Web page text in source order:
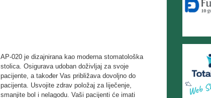
AP-020 je dizajnirana kao moderna stomatološka
stolica. Osigurava udoban doživljaj za svoje
pacijente, a također Vas približava dovoljno do
pacijenta. Usvojite zdrav položaj za liječenje,
smanjite bol i nelagodu. Vaši pacijenti će imati